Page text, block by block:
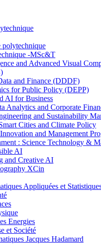
polytechnique
-MSc&T
and Advanced Visual
and Finance (DDDF)
for Public Policy (DEPP)
AI for Business
Analytics and Corporate
and Sustainability
Cities and Climate Policy
and Management
: Science Technology &
AI
and Creative AI
XCin
Appliquées et
Energies
et Société
Jacques Hadamard